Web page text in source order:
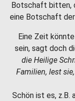
Botschaft bitten,
eine Botschaft
Eine Zeit
sein, sagt doch
die Heilige
Familien, lest
Schön ist es, z.B.